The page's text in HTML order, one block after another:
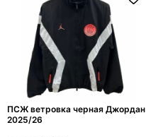
ПСЖ ветровка черная Джордан
2025/26